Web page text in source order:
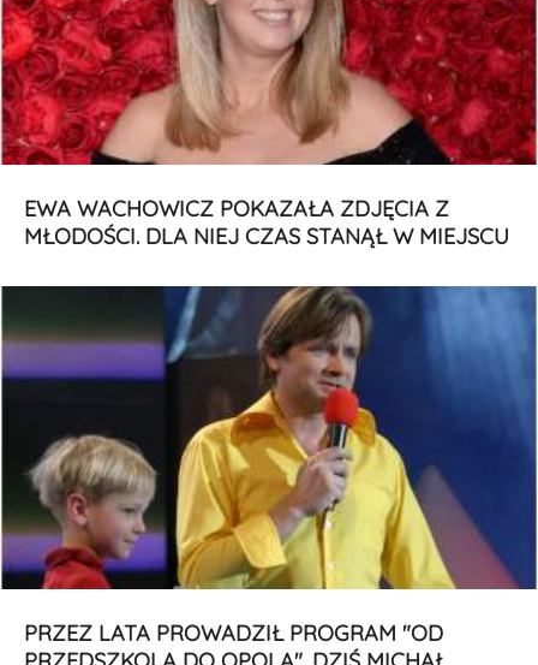
EWA WACHOWICZ POKAZAŁA ZDJĘCIA Z
MŁODOŚCI. DLA NIEJ CZAS STANĄŁ W MIEJSCU
PRZEZ LATA PROWADZIŁ PROGRAM "OD